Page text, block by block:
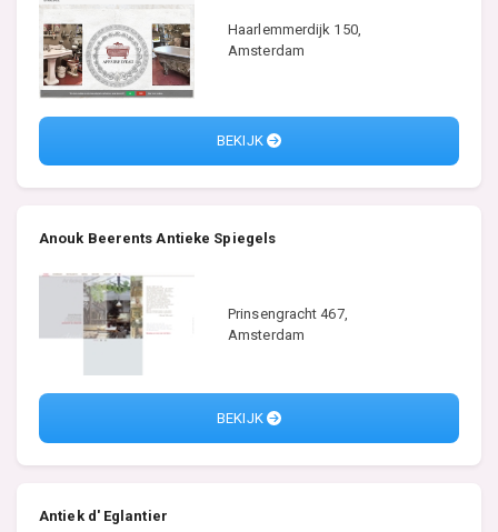
Haarlemmerdijk 150,
Amsterdam
BEKIJK
Anouk Beerents Antieke Spiegels
Prinsengracht 467,
Amsterdam
BEKIJK
Antiek d' Eglantier